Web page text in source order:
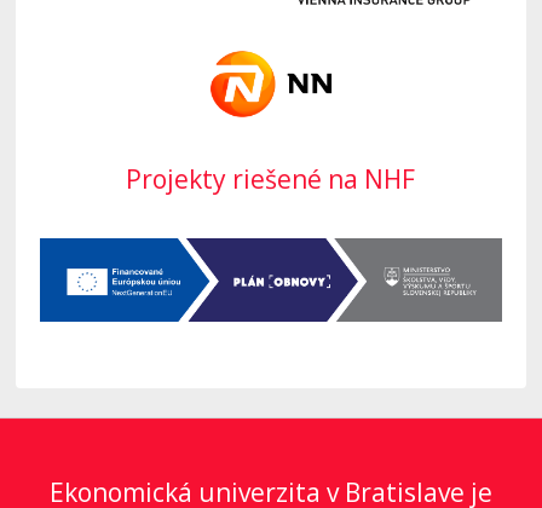
Projekty riešené na NHF
Ekonomická univerzita v Bratislave je